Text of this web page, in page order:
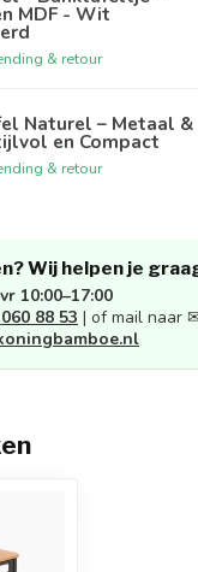
MDF - Wit
& retour
Naturel – Metaal &
en Compact
& retour
Wij helpen je
10:00–17:00
88 53 | of mail naar